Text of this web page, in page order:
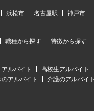
浜松市 名古屋駅 神戸市
職種から探す 特徴から探す
ルバイト 高校生アルバイト
のアルバイト 介護のアルバイト